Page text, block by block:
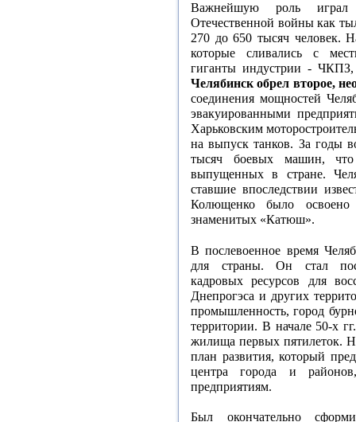
Важнейшую роль
Отечественной войны как
270 до 650 тысяч человек.
которые сливались с
гиганты индустрии -
Челябинск обрел второе,
соединения мощностей
эвакуированными
Харьковским
на выпуск танков. За годы
тысяч боевых машин, что
выпущенных в стране.
ставшие впоследствии
Колющенко было
знаменитых «Катюш».
В послевоенное время
для страны. Он стал
кадровых ресурсов для
Днепрогэса и других
промышленность, город
территории. В начале 50-х
жилища первых пятилеток.
план развития, который
центра города и
предприятиям.
Был окончательно